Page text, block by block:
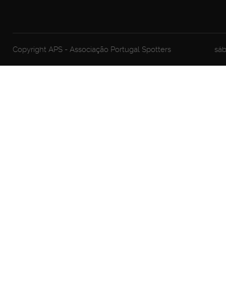
Copyright APS - Associação Portugal Spotters